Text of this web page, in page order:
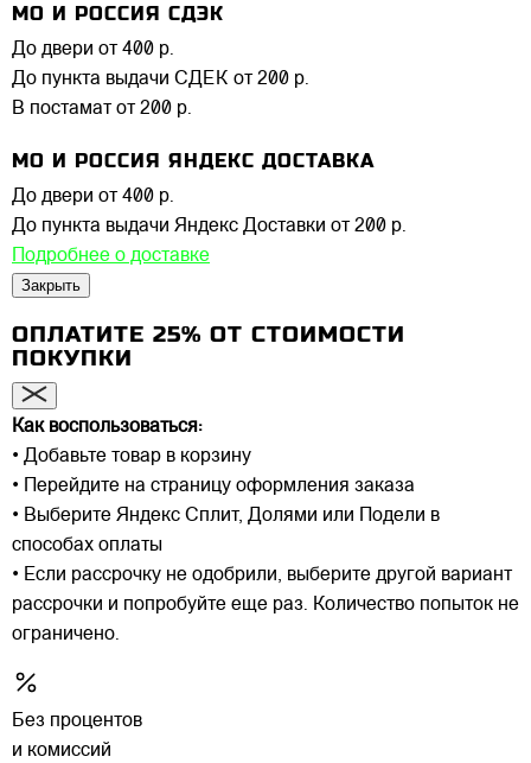
МО И РОССИЯ СДЭК
До двери от 400 р.
До пункта выдачи СДЕК от 200 р.
В постамат от 200 р.
МО И РОССИЯ ЯНДЕКС ДОСТАВКА
До двери от 400 р.
До пункта выдачи Яндекс Доставки от 200 р.
Подробнее о доставке
Закрыть
ОПЛАТИТЕ 25% ОТ СТОИМОСТИ
ПОКУПКИ
Как воспользоваться:
• Добавьте товар в корзину
• Перейдите на страницу оформления заказа
• Выберите Яндекс Сплит, Долями или Подели в
способах оплаты
• Если рассрочку не одобрили, выберите другой вариант
рассрочки и попробуйте еще раз. Количество попыток не
ограничено.
Без процентов
и комиссий